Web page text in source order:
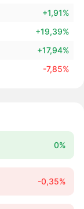
+1,91%
+19,39%
+17,94%
-7,85%
0%
-0,35%